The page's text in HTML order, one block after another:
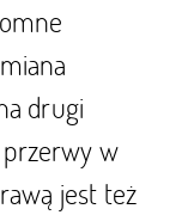
drugi
w
jest też